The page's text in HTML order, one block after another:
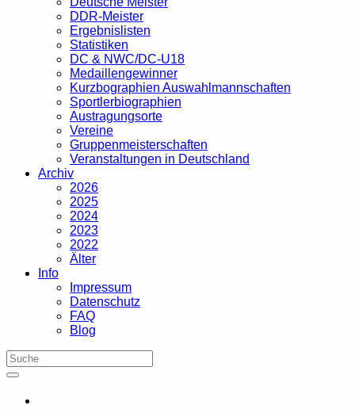
DDR-Meister
Ergebnislisten
Statistiken
DC & NWC/DC-U18
Medaillengewinner
Kurzbographien Auswahlmannschaften
Sportlerbiographien
Austragungsorte
Vereine
Gruppenmeisterschaften
Veranstaltungen in Deutschland
Archiv
2026
2025
2024
2023
2022
Älter
Info
Impressum
Datenschutz
FAQ
Blog